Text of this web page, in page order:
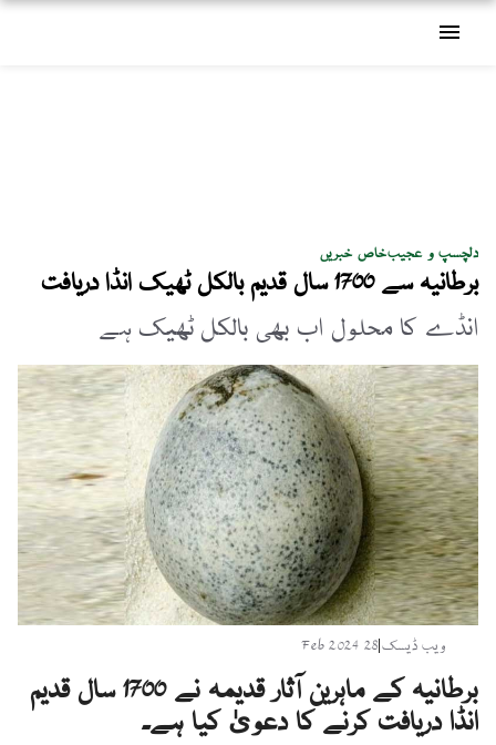
menu
دلچسپ و عجیبخاص خبریں
برطانیہ سے 1700 سال قدیم بالکل ٹھیک انڈا دریافت
انڈے کا محلول اب بھی بالکل ٹھیک ہے
ویب ڈیسک 28 Feb 2024
برطانیہ کے ماہرین آثار قدیمہ نے 1700 سال قدیم
انڈا دریافت کرنے کا دعویٰ کیا ہے۔